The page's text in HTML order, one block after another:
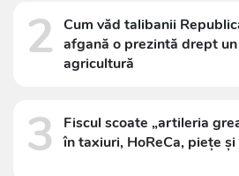
2 Cum văd talibanii
afgană o prezintă drept
agricultură
3
Fiscul scoate „artileria
în taxiuri, HoReCa, piețe